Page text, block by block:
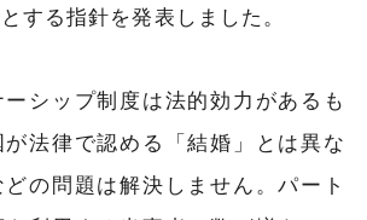
する指針を発表しました。
シップ制度は法的効力があるも
法律で認める「結婚」とは異な
の問題は解決しません。パート